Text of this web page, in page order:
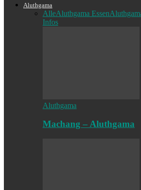
Aluthgama
AlleAluthgama Essen
Infos
Aluthgama
Machang – Aluthgama